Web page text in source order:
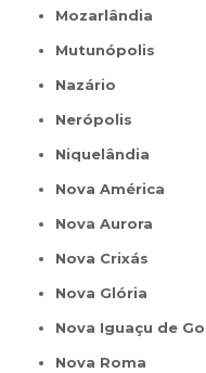
Mozarlândia
Mutunópolis
Nazário
Nerópolis
Niquelândia
Nova América
Nova Aurora
Nova Crixás
Nova Glória
Nova Iguaçu de
Nova Roma